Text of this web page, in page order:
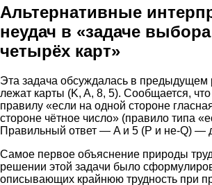
Альтернативные
неудач в «задаче выбора
четырёх карт»
Эта задача обсуждалась в предыдущем
лежат карты (K, A, 8, 5). Сообщается,
правилу «если на одной стороне
стороне чётное число» (правило типа
Правильный ответ — A и 5 (P и не-Q) —
Самое первое объяснение природы
решении этой задачи было
описывающих крайнюю трудность при